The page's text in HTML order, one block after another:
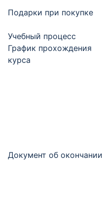
Подарки при покупке
Учебный процесс
График прохождения
курса
Документ об окончании